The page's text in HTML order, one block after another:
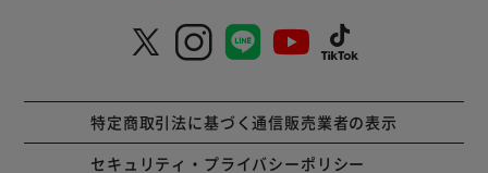
特定商取引法に基づく通信販売業者の表示
セキュリティ・プライバシーポリシー